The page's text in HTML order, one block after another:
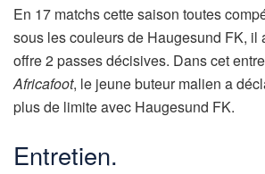
En 17 matchs cette saison toutes
sous les couleurs de Haugesund FK, il
offre 2 passes décisives. Dans cet
Africafoot, le jeune buteur malien a
plus de limite avec Haugesund FK.
Entretien.